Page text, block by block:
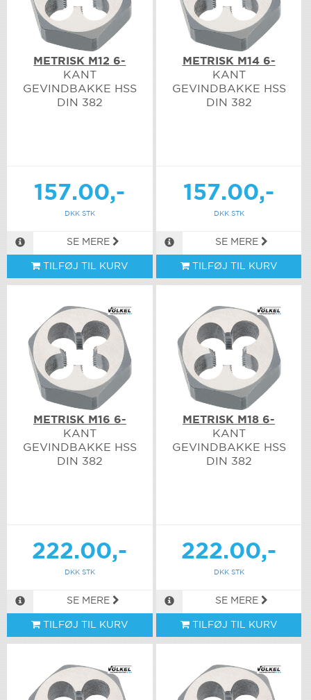
METRISK M12 6-
KANT
GEVINDBAKKE HSS
DIN 382
157.00,-
DKK STK
SE MERE
TILFØJ TIL KURV
METRISK M14 6-
KANT
GEVINDBAKKE HSS
DIN 382
157.00,-
DKK STK
SE MERE
TILFØJ TIL KURV
METRISK M16 6-
KANT
GEVINDBAKKE HSS
DIN 382
222.00,-
DKK STK
SE MERE
TILFØJ TIL KURV
METRISK M18 6-
KANT
GEVINDBAKKE HSS
DIN 382
222.00,-
DKK STK
SE MERE
TILFØJ TIL KURV